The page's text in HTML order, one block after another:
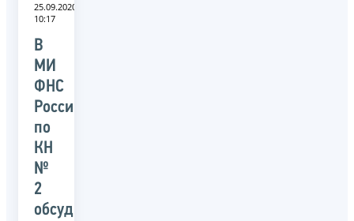
25.09.2020
10:17
В
МИ
ФНС
России
по
КН
№
2
обсудили